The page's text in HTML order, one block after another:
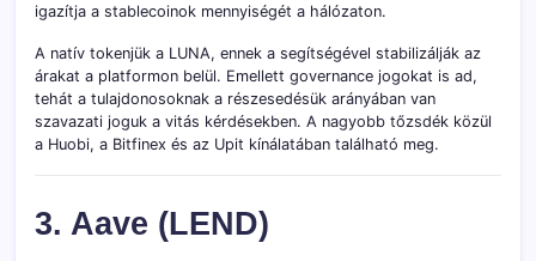
igazítja a stablecoinok mennyiségét a hálózaton.
A natív tokenjük a LUNA, ennek a segítségével stabilizálják az
árakat a platformon belül. Emellett governance jogokat is ad,
tehát a tulajdonosoknak a részesedésük arányában van
szavazati joguk a vitás kérdésekben. A nagyobb tőzsdék közül
a Huobi, a Bitfinex és az Upit kínálatában található meg.
3. Aave (LEND)